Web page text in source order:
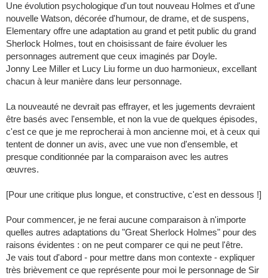
Une évolution psychologique d'un tout nouveau Holmes et d'une
nouvelle Watson, décorée d'humour, de drame, et de suspens,
Elementary offre une adaptation au grand et petit public du grand
Sherlock Holmes, tout en choisissant de faire évoluer les
personnages autrement que ceux imaginés par Doyle.
Jonny Lee Miller et Lucy Liu forme un duo harmonieux, excellant
chacun à leur manière dans leur personnage.
La nouveauté ne devrait pas effrayer, et les jugements devraient
être basés avec l'ensemble, et non la vue de quelques épisodes,
c'est ce que je me reprocherai à mon ancienne moi, et à ceux qui
tentent de donner un avis, avec une vue non d'ensemble, et
presque conditionnée par la comparaison avec les autres
œuvres.
[Pour une critique plus longue, et constructive, c'est en dessous !]
Pour commencer, je ne ferai aucune comparaison à n'importe
quelles autres adaptations du "Great Sherlock Holmes" pour des
raisons évidentes : on ne peut comparer ce qui ne peut l'être.
Je vais tout d'abord - pour mettre dans mon contexte - expliquer
très brièvement ce que représente pour moi le personnage de Sir